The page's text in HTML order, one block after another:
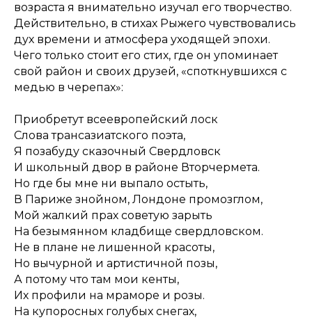
возраста я внимательно изучал его творчество.
Действительно, в стихах Рыжего чувствовались
дух времени и атмосфера уходящей эпохи.
Чего только стоит его стих, где он упоминает
свой район и своих друзей, «споткнувшихся с
медью в черепах»:
Приобретут всеевропейский лоск
Слова трансазиатского поэта,
Я позабуду сказочный Свердловск
И школьный двор в районе Вторчермета.
Но где бы мне ни выпало остыть,
В Париже знойном, Лондоне промозглом,
Мой жалкий прах советую зарыть
На безымянном кладбище свердловском.
Не в плане не лишенной красоты,
Но вычурной и артистичной позы,
А потому что там мои кенты,
Их профили на мраморе и розы.
На купоросных голубых снегах,